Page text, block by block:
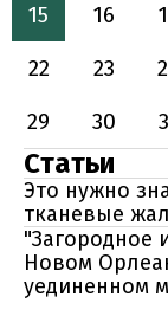
15
16
22
23
29
30
Статьи
Это нужно
тканевые
"Загородное
Новом
уединенном